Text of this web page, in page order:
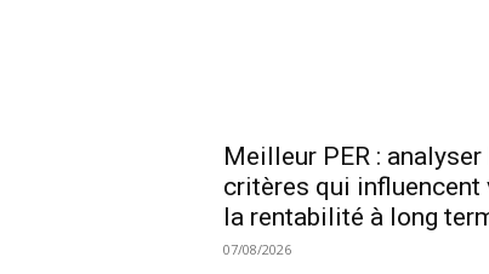
Meilleur PER : analyser
critères qui influencent
la rentabilité à long
07/08/2026